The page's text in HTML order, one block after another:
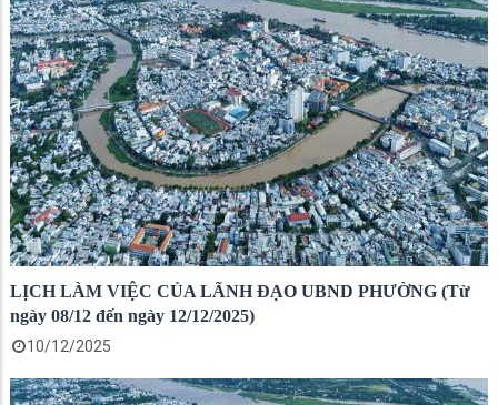
LỊCH LÀM VIỆC CỦA LÃNH ĐẠO UBND PHƯỜNG (Từ
ngày 08/12 đến ngày 12/12/2025)
10/12/2025